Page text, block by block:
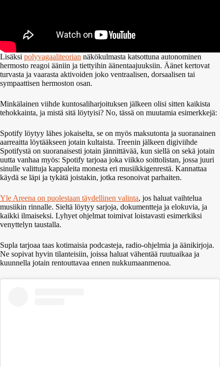
Lisäksi polyvagaaliteorian näkökulmasta katsottuna autonominen
hermosto reagoi ääniin ja tiettyihin äänentaajuuksiin. Äänet kertovat
turvasta ja vaarasta aktivoiden joko ventraalisen, dorsaalisen tai
sympaattisen hermoston osan.
Minkälainen viihde kuntosaliharjoituksen jälkeen olisi sitten kaikista
tehokkainta, ja mistä sitä löytyisi? No, tässä on muutamia esimerkkejä:
Spotify löytyy lähes jokaiselta, se on myös maksutonta ja suoranainen
aarreaitta löytääkseen jotain kultaista. Treenin jälkeen digiviihde
Spotifystä on suoranaisesti jotain jännittävää, kun siellä on sekä jotain
uutta vanhaa myös: Spotify tarjoaa joka viikko soittolistan, jossa juuri
sinulle valittuja kappaleita monesta eri musiikkigenrestä. Kannattaa
käydä se läpi ja tykätä joistakin, jotka resonoivat parhaiten.
Yle Areena on puolestaan täydellinen valinta, jos haluat vaihtelua
musiikin rinnalle. Sieltä löytyy sarjoja, dokumentteja ja elokuvia, ja
kaikki ilmaiseksi. Lyhyet ohjelmat toimivat loistavasti esimerkiksi
venyttelyn taustalla.
Supla tarjoaa taas kotimaisia podcasteja, radio-ohjelmia ja äänikirjoja.
Ne sopivat hyvin tilanteisiin, joissa haluat vähentää ruutuaikaa ja
kuunnella jotain rentouttavaa ennen nukkumaanmenoa.